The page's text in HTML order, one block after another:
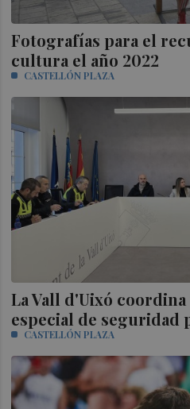
Fotografías para el
cultura el año 2022
CASTELLÓN PLAZA
La Vall d'Uixó
especial de seguridad
CASTELLÓN PLAZA